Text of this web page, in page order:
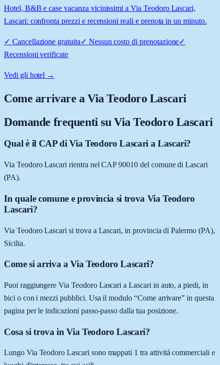
Hotel, B&B e case vacanza vicinissimi a Via Teodoro Lascari,
Lascari: confronta prezzi e recensioni reali e prenota in un minuto.
✓ Cancellazione gratuita✓ Nessun costo di prenotazione✓
Recensioni verificate
Vedi gli hotel →
Come arrivare aVia Teodoro Lascari
Domande frequenti su Via Teodoro Lascari
Qual è il CAP di Via Teodoro Lascari a Lascari?
Via Teodoro Lascari rientra nel CAP 90010 del comune di Lascari
(PA).
In quale comune e provincia si trova Via Teodoro
Lascari?
Via Teodoro Lascari si trova a Lascari, in provincia di Palermo (PA),
Sicilia.
Come si arriva a Via Teodoro Lascari?
Puoi raggiungere Via Teodoro Lascari a Lascari in auto, a piedi, in
bici o con i mezzi pubblici. Usa il modulo “Come arrivare” in questa
pagina per le indicazioni passo-passo dalla tua posizione.
Cosa si trova in Via Teodoro Lascari?
Lungo Via Teodoro Lascari sono mappati 1 tra attività commerciali e